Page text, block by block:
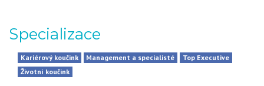
Specializace
Kariérový koučink Management a specialisté
Top Executive
Životní koučink